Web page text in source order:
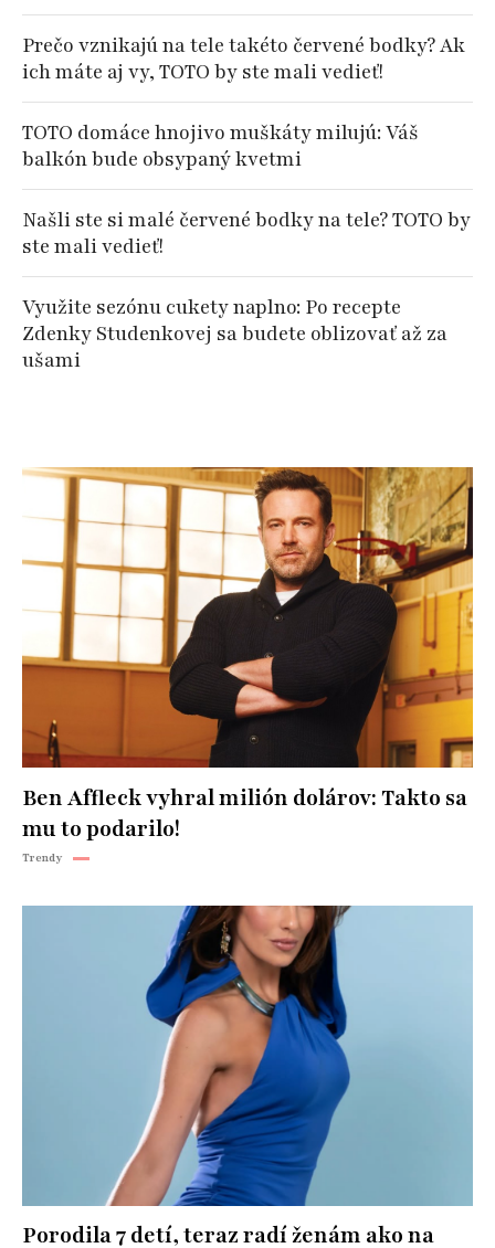
Prečo vznikajú na tele takéto červené bodky? Ak
ich máte aj vy, TOTO by ste mali vedieť!
TOTO domáce hnojivo muškáty milujú: Váš
balkón bude obsypaný kvetmi
Našli ste si malé červené bodky na tele? TOTO by
ste mali vedieť!
Využite sezónu cukety naplno: Po recepte
Zdenky Studenkovej sa budete oblizovať až za
ušami
Ben Affleck vyhral milión dolárov: Takto sa
mu to podarilo!
Trendy
Porodila 7 detí, teraz radí ženám ako na